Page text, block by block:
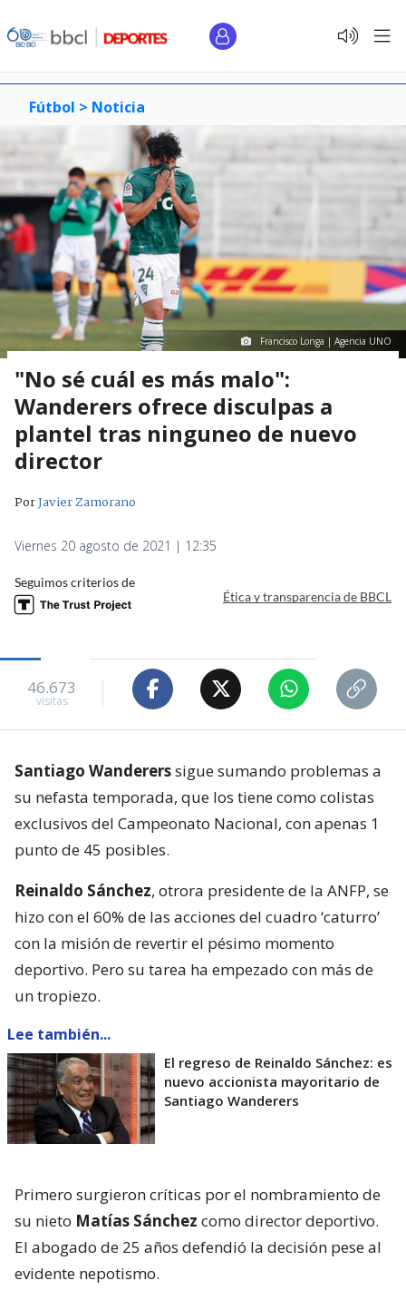
Fútbol > Noticia
Francisco Longa | Agencia UNO
"No sé cuál es más malo":
Wanderers ofrece disculpas a
plantel tras ninguneo de nuevo
director
PorJavier Zamorano
Viernes 20 agosto de 2021 | 12:35
Seguimos criterios de
Ética y transparencia de BBCL
46.673
visitas
Santiago Wandererssigue sumando problemas a
su nefasta temporada, que los tiene como colistas
exclusivos del Campeonato Nacional, con apenas 1
punto de 45 posibles.
Reinaldo Sánchez, otrora presidente de la ANFP, se
hizo con el 60% de las acciones del cuadro ‘caturro’
con la misión de revertir el pésimo momento
deportivo. Pero su tarea ha empezado con más de
un tropiezo.
Lee también...
El regreso de Reinaldo Sánchez: es
nuevo accionista mayoritario de
Santiago Wanderers
Primero surgieron críticas por el nombramiento de
su nieto Matías Sánchez como director deportivo.
El abogado de 25 años defendió la decisión pese al
evidente nepotismo.